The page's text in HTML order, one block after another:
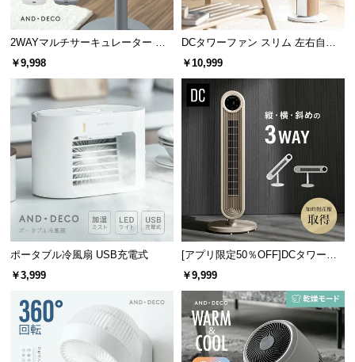
知
ら
ロ
企
業
情
2WAYマルチサーキュレーター 前
後ダブル送風
￥9,998
DCタワーファン スリム 左右自動
首振り 8段階風量
￥10,999
ポータブル冷風扇 USB充電式
￥3,999
[アプリ限定50％OFF]DCタワーフ
ァン 縦横斜め3WAY
￥9,999